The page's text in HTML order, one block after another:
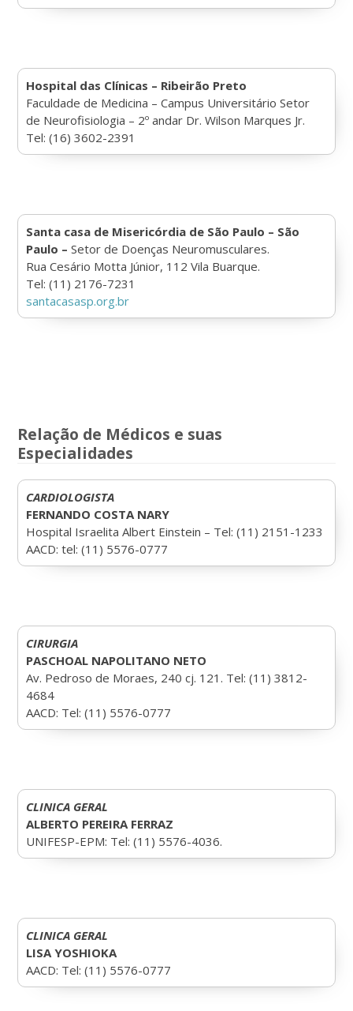
Hospital das Clínicas – Ribeirão Preto
Faculdade de Medicina – Campus Universitário Setor
de Neurofisiologia – 2º andar Dr. Wilson Marques Jr.
Tel: (16) 3602-2391
Santa casa de Misericórdia de São Paulo – São
Paulo –Setor de Doenças Neuromusculares.
Rua Cesário Motta Júnior, 112 Vila Buarque.
Tel: (11) 2176-7231
santacasasp.org.br
Relação de Médicos e suas
Especialidades
CARDIOLOGISTA
FERNANDO COSTA NARY
Hospital Israelita Albert Einstein – Tel: (11) 2151-1233
AACD: tel: (11) 5576-0777
CIRURGIA
PASCHOAL NAPOLITANO NETO
Av. Pedroso de Moraes, 240 cj. 121. Tel: (11) 3812-
4684
AACD: Tel: (11) 5576-0777
CLINICA GERAL
ALBERTO PEREIRA FERRAZ
UNIFESP-EPM: Tel: (11) 5576-4036.
CLINICA GERAL
LISA YOSHIOKA
AACD: Tel: (11) 5576-0777